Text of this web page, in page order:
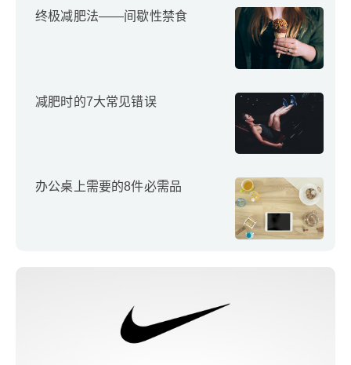
终极减肥法——间歇性禁食
减肥时的7大常见错误
办公桌上需要的8件必需品